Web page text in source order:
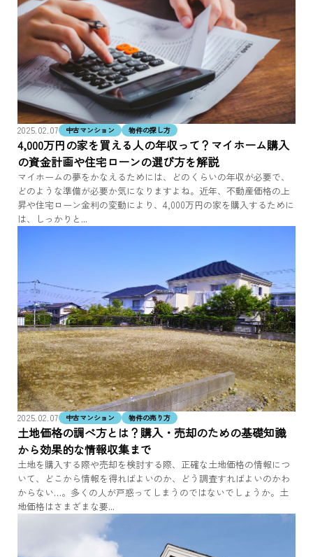
2025.02.07 中古マンション 物件の探し方
4,000万円の家を買える人の年収って？マイホーム購入
の資金計画や住宅ローンの選び方を解説
マイホームの夢をかなえるためには、どのくらいの年収が必要で、
どのような準備が必要か気になりますよね。近年、不動産価格の上
昇や住宅ローン金利の変動により、4,000万円の家を購入するために
は、しっかりと...
2025.02.07 中古マンション 物件の売り方
土地価格の調べ方とは？購入・売却のための基礎知識
から効果的な情報収集まで
土地を購入する際や売却を検討する際、正確な土地価格の情報につ
いて、どこから情報を得ればよいのか、どう調査すればよいのかわ
からない…。多くの人が戸惑ってしまうのではないでしょうか。土
地価格はさまざまな要...